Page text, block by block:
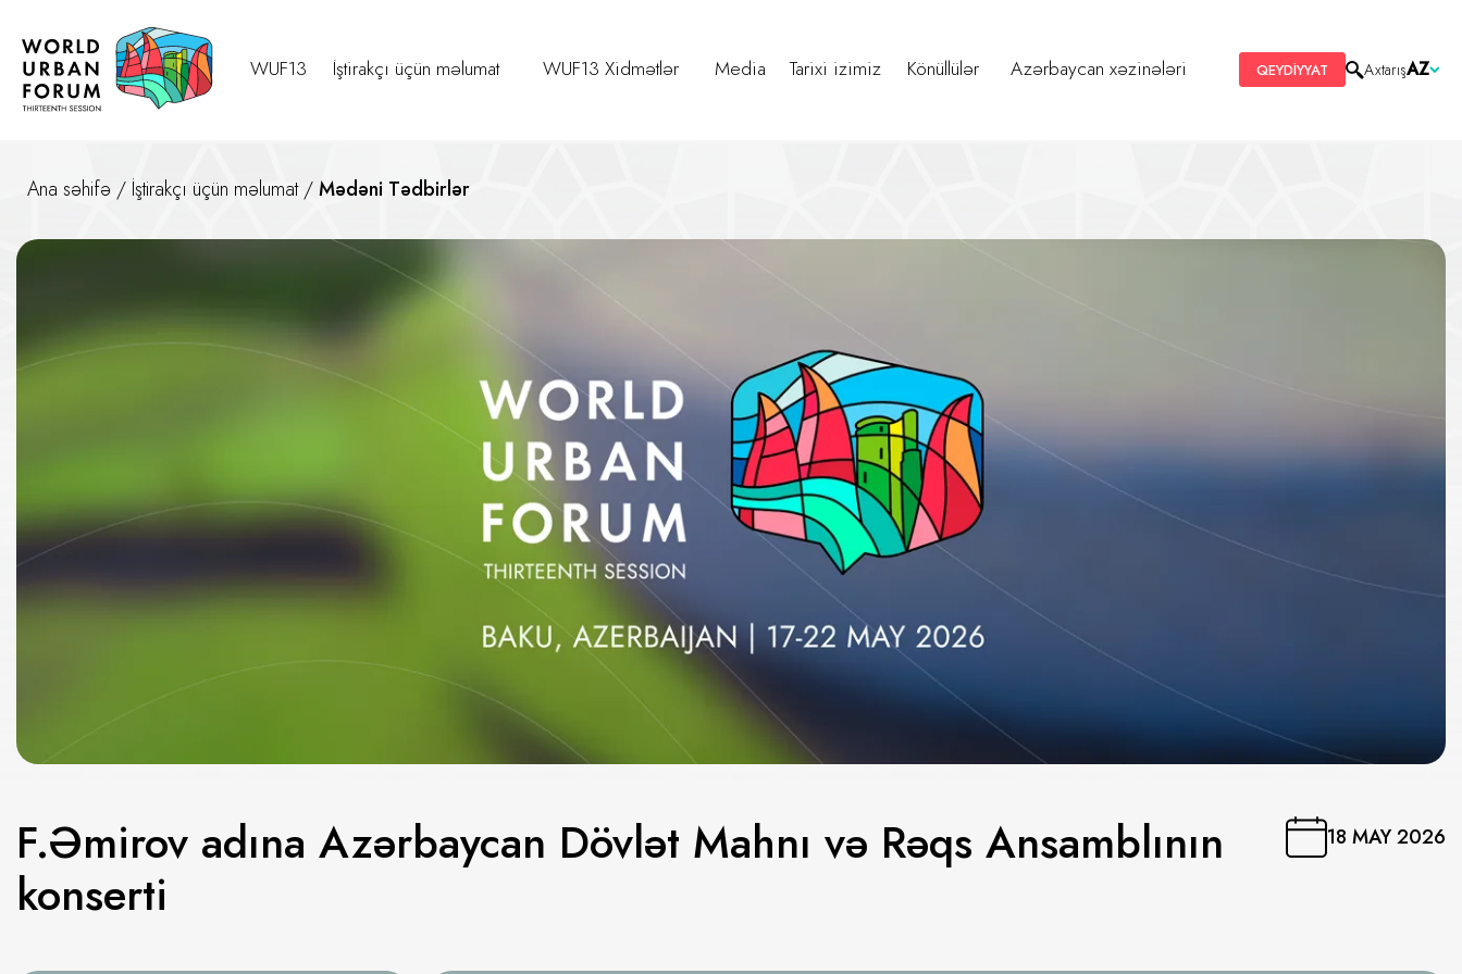
WUF13 İştirakçı üçün məlumat WUF13 Xidmətlər Media Tarixi izimiz Könüllülər Azərbaycan xəzinələri QEYDİYYAT AxtarışAZ
Ana səhifə / İştirakçı üçün məlumat/Mədəni Tədbirlər
F.Əmirov adına Azərbaycan Dövlət Mahnı və Rəqs Ansamblının
konserti
18 MAY 2026